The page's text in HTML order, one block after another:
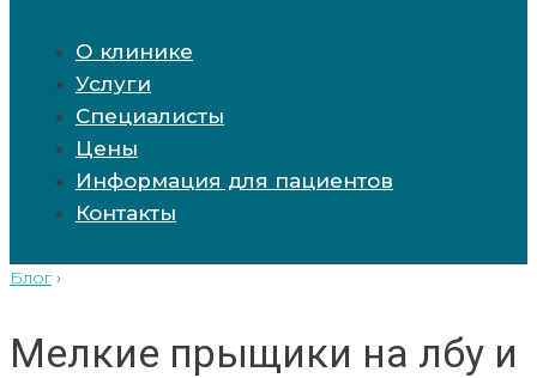
О клинике
Услуги
Специалисты
Цены
Информация для пациентов
Контакты
Блог ›
Мелкие прыщики на лбу и